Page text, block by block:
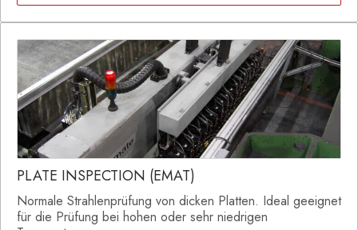
PLATE INSPECTION (EMAT)
Normale Strahlenprüfung von dicken Platten. Ideal geeignet
für die Prüfung bei hohen oder sehr niedrigen